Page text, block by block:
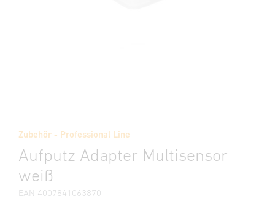
Zubehör - Professional Line
Aufputz Adapter Multisensor
weiß
EAN 4007841063870